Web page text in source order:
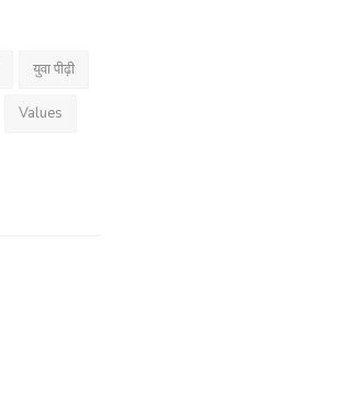
युवा पीढ़ी
Values